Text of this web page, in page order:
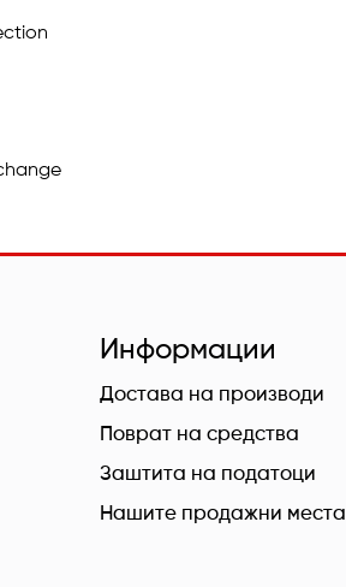
Информации
Достава на производи
Поврат на средства
Заштита на податоци
Нашите продажни места